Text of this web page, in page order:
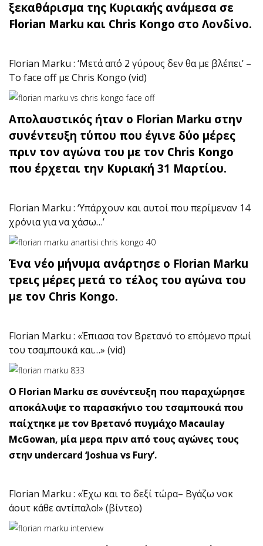
ξεκαθάρισμα της Κυριακής ανάμεσα σε
Florian Marku και Chris Kongo στο Λονδίνο.
Florian Marku : ‘Μετά από 2 γύρους δεν θα με βλέπει’ –
Το face off με Chris Kongo (vid)
Απολαυστικός ήταν ο Florian Marku στην
συνέντευξη τύπου που έγινε δύο μέρες
πριν τον αγώνα του με τον Chris Kongo
που έρχεται την Κυριακή 31 Μαρτίου.
Florian Marku : ‘Υπάρχουν και αυτοί που περίμεναν 14
χρόνια για να χάσω…’
Ένα νέο μήνυμα ανάρτησε ο Florian Marku
τρεις μέρες μετά το τέλος του αγώνα του
με τον Chris Kongo.
Florian Marku : «Έπιασα τον Βρετανό το επόμενο πρωί
του τσαμπουκά και…» (vid)
O Florian Marku σε συνέντευξη που παραχώρησε
αποκάλυψε το παρασκήνιο του τσαμπουκά που
παίχτηκε με τον Βρετανό πυγμάχο Macaulay
McGowan, μία μερα πριν από τους αγώνες τους
στην undercard ‘Joshua vs Fury’.
Florian Marku : «Έχω και το δεξί τώρα– Βγάζω νοκ
άουτ κάθε αντίπαλο!» (βίντεο)